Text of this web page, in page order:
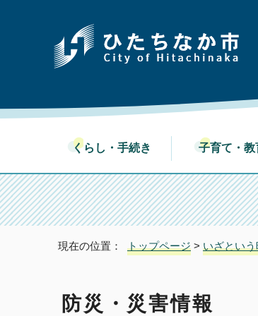
くらし・手続き 子育て・
現在の位置： トップページ > いざとい
防災・災害情報